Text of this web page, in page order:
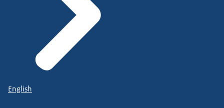
English